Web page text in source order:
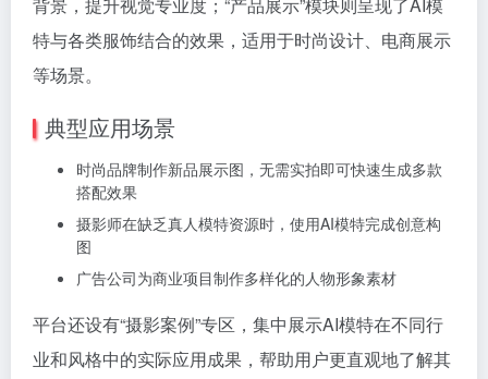
特与各类服饰结合的效果，适用于时尚设计、电商展示
等场景。
典型应用场景
时尚品牌制作新品展示图，无需实拍即可快速生成多款
搭配效果
摄影师在缺乏真人模特资源时，使用AI模特完成创意构
图
广告公司为商业项目制作多样化的人物形象素材
平台还设有“摄影案例”专区，集中展示AI模特在不同行
业和风格中的实际应用成果，帮助用户更直观地了解其